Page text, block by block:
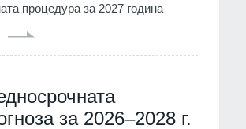
процедура за 2027 година
за 2026–2028 г.